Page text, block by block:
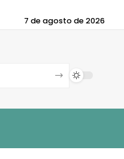
7 de agosto de 2026